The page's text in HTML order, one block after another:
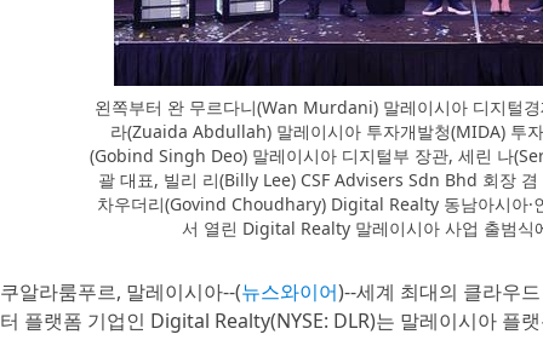
왼쪽부터 완 무르다니(Wan Murdani) 말레이시아 디지털
라(Zuaida Abdullah) 말레이시아 투자개발청(MIDA) 투
(Gobind Singh Deo) 말레이시아 디지털부 장관, 세린 나
괄 대표, 빌리 리(Billy Lee) CSF Advisers Sdn Bhd 회장
차우더리(Govind Choudhary) Digital Realty 동남아시아·
서 열린 Digital Realty 말레이시아 사업 출범식
쿠알라룸푸르, 말레이시아--(뉴스와이어)--세계 최대의 클라우
터 플랫폼 기업인 Digital Realty(NYSE: DLR)는 말레이시아 플